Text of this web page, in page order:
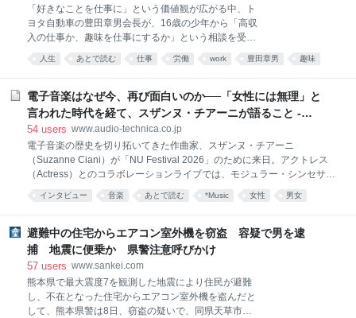
行ってあの仏像たちに逢いたい、地元の神社の境内の
ベンチに座って青空を見上げたい、団子が食べたい、
なんて、それまで押さえつけていた「日本を味わいた
いのです」という欲求が次々と溢れ出し、それは短い
ぶりに嗅ぐ畳の
「好きなことを仕事に」という価値観が広がる中、ト
ヨタ自動車の豊田章男会長が、16歳の少年から「高収
入の仕事か、趣味を仕事にするか」という相談を受け
た。これは、ニッポン放送の期間限定ポッドキャスト
『vs豊田章男 supported by 三四郎のオールナイトニッ
ビ・三四郎の小宮浩信との交流をきっかけに実現した
企画だ。同番組はトヨタ自動車が提供するスポンサー
番組でもあるが、十代の相談に章男氏が本音で向き合
げる。豊田氏の答えとキャリア研究を手掛かりにわか
った、「好き」と仕事の本当の関係とは――。（イト
モス研究所所長 小倉健一） 「趣味を仕事にしたい」
若者の相談に豊田章男の答えは？ 「趣味と会話してみ
人生 あとで読む 仕事 労働 work 豊田章男 趣味
電子音楽はなぜ今、再び面白いのか──「女性には無理」と
言われた時代を経て、スザンヌ・チアーニが語ること -
Always Listening by Audio-Technica（オーディオテク
ニカ）
54 users www.audio-technica.co.jp
電子音楽の歴史を切り拓いてきた作曲家、スザンヌ・チアーニ
（Suzanne Ciani）が「NU Festival 2026」のために来日。アクトレス
（Actress）とのコラボレーションライブでは、モジュラー・シンセサイ
ザーのパイオニアであるBuchlaを使用したクアドラフォニック（4チャ
ンネルサラウンド）パフォーマンスを披露し、会場を立体的な音響空間
が、そのライブを起点に彼女独自の音楽観を探る。80歳を迎えた今なお
進化を続ける、電子音楽のパイオニアの現在地とは。 私は作曲家、そし
て機械を愛する人。「女性には無理だ」というジェンダーバイアスの中
ておらず、タッチプレートやパッド、シーケンサーを使って無限の音を
生成するシステムを作った。鍵盤を備えたMoogは
インタビュー 音楽 あとで読む *Music 女性 男女
避難中の住宅からエアコン室外機を窃盗 容疑で男を逮
捕 地震に便乗か 県警注意呼びかけ
57 users www.sankei.com
熊本県で最大震度7を観測した地震により住民が避難
し、不在となった住宅からエアコン室外機を盗んだと
して、熊本県警は8日、窃盗の疑いで、同県天草市の